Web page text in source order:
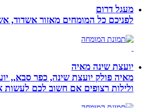
מעגל דרום
לפניכם כל המומחים מאזור אשדוד,
יועצת שינה מאיה
מאיה פולק יועצת שינה, כפר סבא,,
ולילות רצופים אם חשוב לכם